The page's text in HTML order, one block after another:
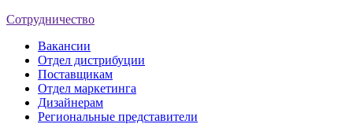
Сотрудничество
Вакансии
Отдел дистрибуции
Поставщикам
Отдел маркетинга
Дизайнерам
Региональные представители